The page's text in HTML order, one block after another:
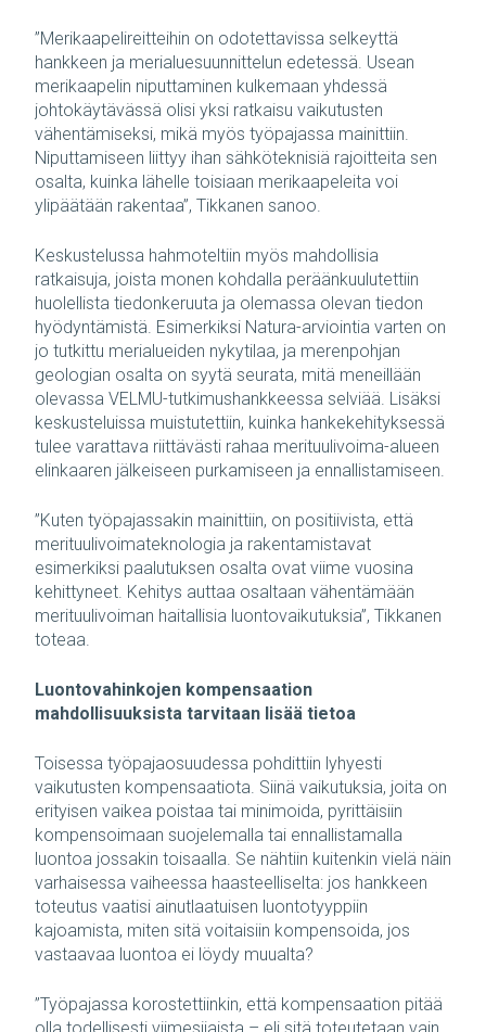
”Merikaapelireitteihin on odotettavissa selkeyttä
hankkeen ja merialuesuunnittelun edetessä. Usean
merikaapelin niputtaminen kulkemaan yhdessä
johtokäytävässä olisi yksi ratkaisu vaikutusten
vähentämiseksi, mikä myös työpajassa mainittiin.
Niputtamiseen liittyy ihan sähköteknisiä rajoitteita sen
osalta, kuinka lähelle toisiaan merikaapeleita voi
ylipäätään rakentaa”, Tikkanen sanoo.
Keskustelussa hahmoteltiin myös mahdollisia
ratkaisuja, joista monen kohdalla peräänkuulutettiin
huolellista tiedonkeruuta ja olemassa olevan tiedon
hyödyntämistä. Esimerkiksi Natura-arviointia varten on
jo tutkittu merialueiden nykytilaa, ja merenpohjan
geologian osalta on syytä seurata, mitä meneillään
olevassa VELMU-tutkimushankkeessa selviää. Lisäksi
keskusteluissa muistutettiin, kuinka hankekehityksessä
tulee varattava riittävästi rahaa merituulivoima-alueen
elinkaaren jälkeiseen purkamiseen ja ennallistamiseen.
”Kuten työpajassakin mainittiin, on positiivista, että
merituulivoimateknologia ja rakentamistavat
esimerkiksi paalutuksen osalta ovat viime vuosina
kehittyneet. Kehitys auttaa osaltaan vähentämään
merituulivoiman haitallisia luontovaikutuksia”, Tikkanen
toteaa.
Luontovahinkojen kompensaation
mahdollisuuksista tarvitaan lisää tietoa
Toisessa työpajaosuudessa pohdittiin lyhyesti
vaikutusten kompensaatiota. Siinä vaikutuksia, joita on
erityisen vaikea poistaa tai minimoida, pyrittäisiin
kompensoimaan suojelemalla tai ennallistamalla
luontoa jossakin toisaalla. Se nähtiin kuitenkin vielä näin
varhaisessa vaiheessa haasteelliselta: jos hankkeen
toteutus vaatisi ainutlaatuisen luontotyyppiin
kajoamista, miten sitä voitaisiin kompensoida, jos
vastaavaa luontoa ei löydy muualta?
”Työpajassa korostettiinkin, että kompensaation pitää